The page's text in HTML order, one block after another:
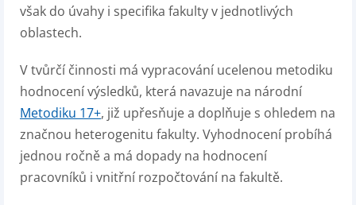
však do úvahy i specifika fakulty v jednotlivých
oblastech.
V tvůrčí činnosti má vypracování ucelenou metodiku
hodnocení výsledků, která navazuje na národní
Metodiku 17+, již upřesňuje a doplňuje s ohledem na
značnou heterogenitu fakulty. Vyhodnocení probíhá
jednou ročně a má dopady na hodnocení
pracovníků i vnitřní rozpočtování na fakultě.